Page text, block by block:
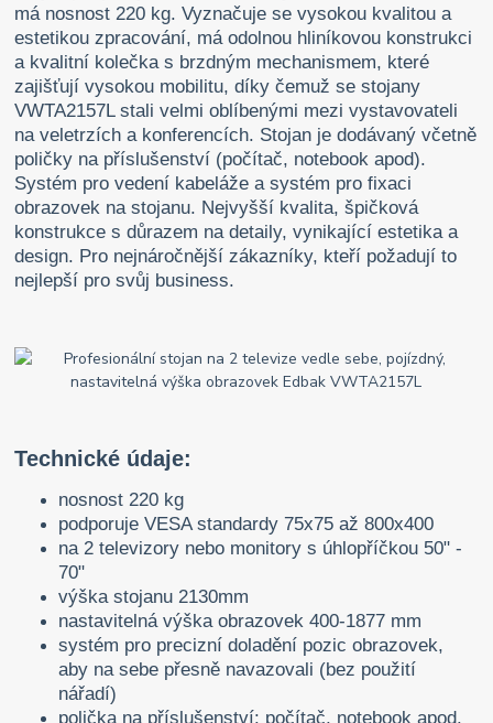
má nosnost 220 kg. Vyznačuje se vysokou kvalitou a
estetikou zpracování, má odolnou hliníkovou konstrukci
a kvalitní kolečka s brzdným mechanismem, které
zajišťují vysokou mobilitu, díky čemuž se stojany
VWTA2157L stali velmi oblíbenými mezi vystavovateli
na veletrzích a konferencích. Stojan je dodávaný včetně
poličky na příslušenství (počítač, notebook apod).
Systém pro vedení kabeláže a systém pro fixaci
obrazovek na stojanu. Nejvyšší kvalita, špičková
konstrukce s důrazem na detaily, vynikající estetika a
design. Pro nejnáročnější zákazníky, kteří požadují to
nejlepší pro svůj business.
Technické údaje:
nosnost 220 kg
podporuje VESA standardy 75x75 až 800x400
na 2 televizory nebo monitory s úhlopříčkou 50" -
70"
výška stojanu 2130mm
nastavitelná výška obrazovek 400-1877 mm
systém pro precizní doladění pozic obrazovek,
aby na sebe přesně navazovali (bez použití
nářadí)
polička na příslušenství: počítač, notebook apod.